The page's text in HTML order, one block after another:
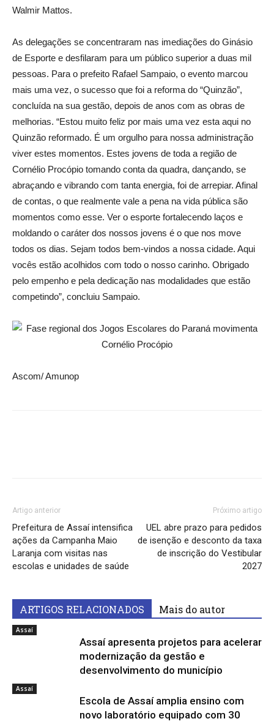
Walmir Mattos.
As delegações se concentraram nas imediações do Ginásio
de Esporte e desfilaram para um público superior a duas mil
pessoas. Para o prefeito Rafael Sampaio, o evento marcou
mais uma vez, o sucesso que foi a reforma do “Quinzão”,
concluída na sua gestão, depois de anos com as obras de
melhorias. “Estou muito feliz por mais uma vez esta aqui no
Quinzão reformado. É um orgulho para nossa administração
viver estes momentos. Estes jovens de toda a região de
Cornélio Procópio tomando conta da quadra, dançando, se
abraçando e vibrando com tanta energia, foi de arrepiar. Afinal
de contas, o que realmente vale a pena na vida pública são
momentos como esse. Ver o esporte fortalecendo laços e
moldando o caráter dos nossos jovens é o que nos move
todos os dias. Sejam todos bem-vindos a nossa cidade. Aqui
vocês estão acolhidos com todo o nosso carinho. Obrigado
pelo empenho e pela dedicação nas modalidades que estão
competindo”, concluiu Sampaio.
Ascom/ Amunop
Artigo anterior
Prefeitura de Assaí intensifica
ações da Campanha Maio
Laranja com visitas nas
escolas e unidades de saúde
Próximo artigo
UEL abre prazo para pedidos
de isenção e desconto da taxa
de inscrição do Vestibular
2027
ARTIGOS RELACIONADOS Mais do autor
Assaí
Assaí apresenta projetos para acelerar
modernização da gestão e
desenvolvimento do município
Assaí
Escola de Assaí amplia ensino com
novo laboratório equipado com 30